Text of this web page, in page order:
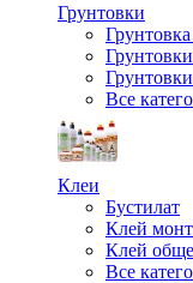
Грунтовки
Все
Клеи
Бустилат
Клей
Клей
Все